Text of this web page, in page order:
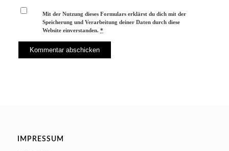
Mit der Nutzung dieses Formulars erklärst du dich mit der
Speicherung und Verarbeitung deiner Daten durch diese
Website einverstanden.*
IMPRESSUM